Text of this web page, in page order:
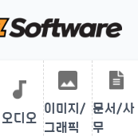
오디오
이미지/
그래픽
문서/사
무